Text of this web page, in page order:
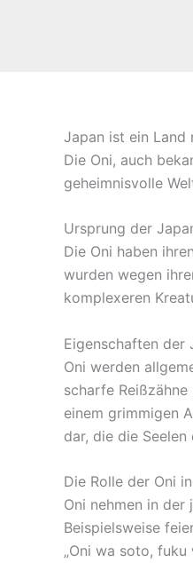
Japan ist ein Land
Die Oni, auch
geheimnisvolle
Ursprung der
Die Oni haben
wurden wegen
komplexeren
Eigenschaften der
Oni werden
scharfe
einem grimmigen
dar, die die
Die Rolle der Oni
Oni nehmen in
Beispielsweise
„Oni wa soto,